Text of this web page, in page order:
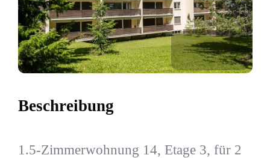
Beschreibung
1.5-Zimmerwohnung 14, Etage 3, für 2